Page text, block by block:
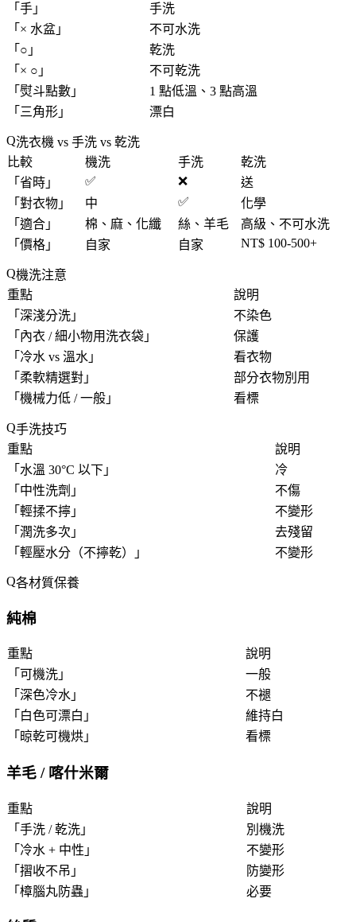
「 手 」
手洗
「 × 水盆 」
不可水洗
「 ○ 」
乾洗
「 × ○ 」
不可乾洗
「 熨斗點數 」
1 點低溫、3 點高溫
「 三角形 」 漂白
洗衣機 vs 手洗 vs 乾洗
比較
機洗 手洗
乾洗
「 省時 」 ✅ ❌
送
「 對衣物 」 中 ✅
化學
「 適合 」 棉、麻、化纖 絲、羊毛
高級、不可水洗
「 價格 」 自家 自家 NT$ 100-500+
機洗注意
重點
說明
「 深淺分洗 」
不染色
「 內衣 / 細小物用洗衣袋 」
保護
「 冷水 vs 溫水 」
看衣物
「 柔軟精選對 」
部分衣物別用
「 機械力低 / 一般 」 看標
手洗技巧
重點
說明
「 水溫 30°C 以下 」
冷
「 中性洗劑 」
不傷
「 輕揉不擰 」
不變形
「 潤洗多次 」
去殘留
「 輕壓水分（不擰乾） 」 不變形
各材質保養
純棉
重點
說明
「 可機洗 」
一般
「 深色冷水 」
不褪
「 白色可漂白 」
維持白
「 晾乾可機烘 」 看標
羊毛 / 喀什米爾
重點
說明
「 手洗 / 乾洗 」
別機洗
「 冷水 + 中性 」
不變形
「 摺收不吊 」
防變形
「 樟腦丸防蟲 」 必要